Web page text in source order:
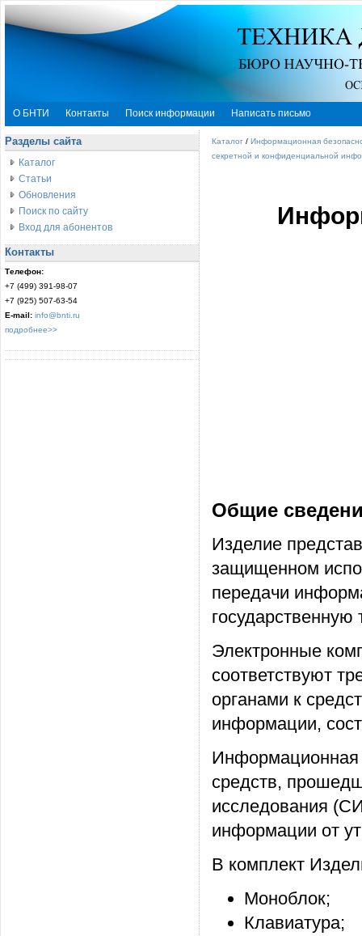
О БНТИ Контакты Поиск информации Написать письмо
Разделы сайта
Каталог
Статьи
Обновления
Поиск по сайту
Вход для абонентов
Контакты
Телефон:
+7 (499) 391-98-07
+7 (925) 507-63-54
E-mail: info@bnti.ru
подробнее>>
Каталог / Информационная
секретной и конфиденциальной
Общие
Изделие
защищенном
передачи
Электронные
соответствуют
органами к
информации,
Информационная
средств,
исследования
информации от
В комплект
Моноблок;
Клавиатура;